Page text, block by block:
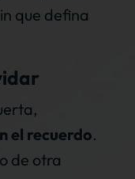
que defina
el recuerdo.
de otra